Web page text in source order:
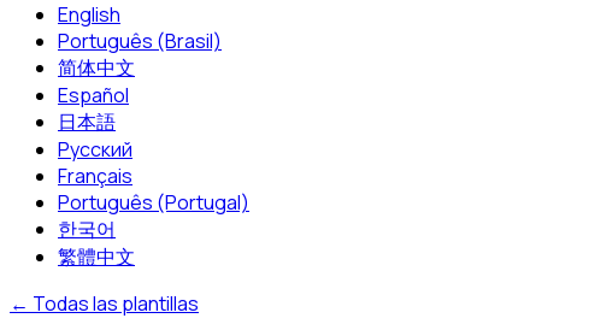
English
Português (Brasil)
简体中文
Español
日本語
Русский
Français
Português (Portugal)
한국어
繁體中文
← Todas las plantillas